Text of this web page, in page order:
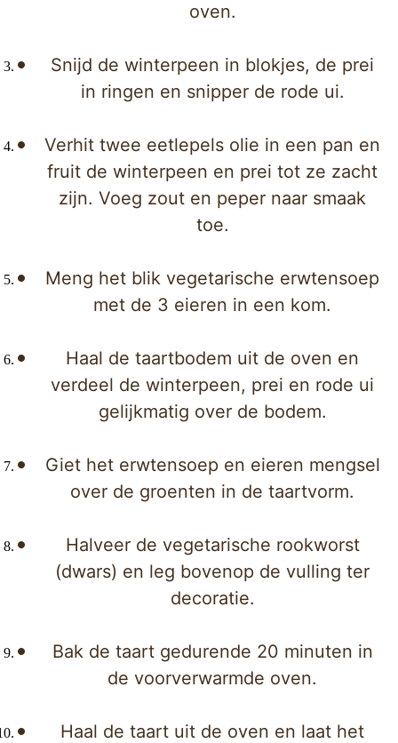
oven.
Snijd de winterpeen in blokjes, de prei
in ringen en snipper de rode ui.
Verhit twee eetlepels olie in een pan en
fruit de winterpeen en prei tot ze zacht
zijn. Voeg zout en peper naar smaak
toe.
Meng het blik vegetarische erwtensoep
met de 3 eieren in een kom.
Haal de taartbodem uit de oven en
verdeel de winterpeen, prei en rode ui
gelijkmatig over de bodem.
Giet het erwtensoep en eieren mengsel
over de groenten in de taartvorm.
Halveer de vegetarische rookworst
(dwars) en leg bovenop de vulling ter
decoratie.
Bak de taart gedurende 20 minuten in
de voorverwarmde oven.
Haal de taart uit de oven en laat het